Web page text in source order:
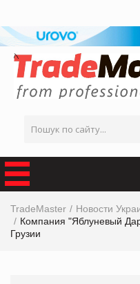
TradeMaster
Новости
Компания "Яблуневый
Грузии